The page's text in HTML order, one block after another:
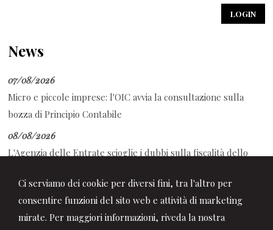
Ci serviamo dei cookie per diversi fini, tra l'altro per
consentire funzioni del sito web e attività di marketing
mirate. Per maggiori informazioni, riveda la nostra
News
07/08/2026
Micro e piccole imprese: l'OIC avvia la consultazione sulla
bozza di Principio Contabile
08/08/2026
L'Agenzia delle Entrate scioglie i dubbi sulla fiscalità dello
08/08/2026
Decreto PA: tutte le novità in Gazzetta Ufficiale